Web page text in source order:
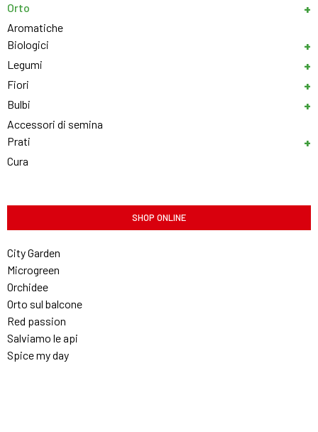
Orto
Aromatiche
Biologici
Legumi
Fiori
Bulbi
Accessori di semina
Prati
Cura
SHOP ONLINE
City Garden
Microgreen
Orchidee
Orto sul balcone
Red passion
Salviamo le api
Spice my day